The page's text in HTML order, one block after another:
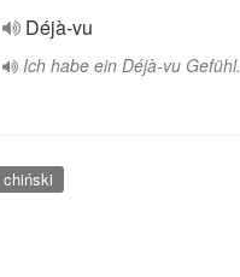
Déjà-vu
Ich habe ein Déjà-vu Gefühl.
chiński